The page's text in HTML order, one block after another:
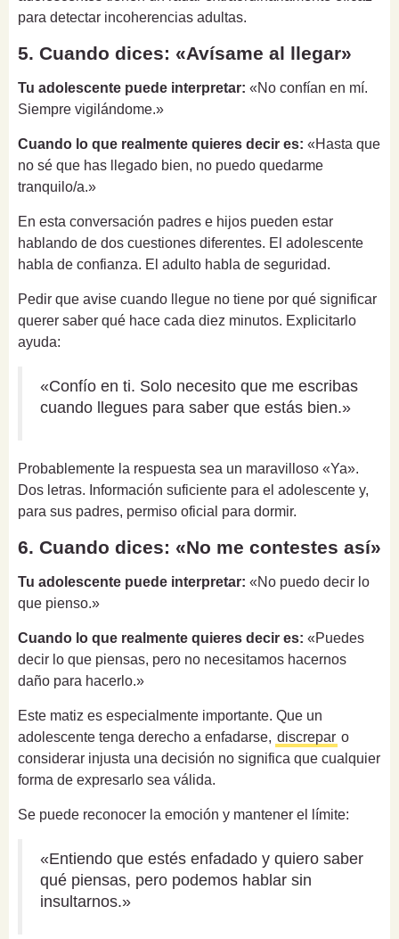
para detectar incoherencias adultas.
5. Cuando dices: «Avísame al llegar»
Tu adolescente puede interpretar: «No confían en mí.
Siempre vigilándome.»
Cuando lo que realmente quieres decir es: «Hasta que
no sé que has llegado bien, no puedo quedarme
tranquilo/a.»
En esta conversación padres e hijos pueden estar
hablando de dos cuestiones diferentes. El adolescente
habla de confianza. El adulto habla de seguridad.
Pedir que avise cuando llegue no tiene por qué significar
querer saber qué hace cada diez minutos. Explicitarlo
ayuda:
«Confío en ti. Solo necesito que me escribas
cuando llegues para saber que estás bien.»
Probablemente la respuesta sea un maravilloso «Ya».
Dos letras. Información suficiente para el adolescente y,
para sus padres, permiso oficial para dormir.
6. Cuando dices: «No me contestes así»
Tu adolescente puede interpretar: «No puedo decir lo
que pienso.»
Cuando lo que realmente quieres decir es: «Puedes
decir lo que piensas, pero no necesitamos hacernos
daño para hacerlo.»
Este matiz es especialmente importante. Que un
adolescente tenga derecho a enfadarse, discrepar o
considerar injusta una decisión no significa que cualquier
forma de expresarlo sea válida.
Se puede reconocer la emoción y mantener el límite:
«Entiendo que estés enfadado y quiero saber
qué piensas, pero podemos hablar sin
insultarnos.»